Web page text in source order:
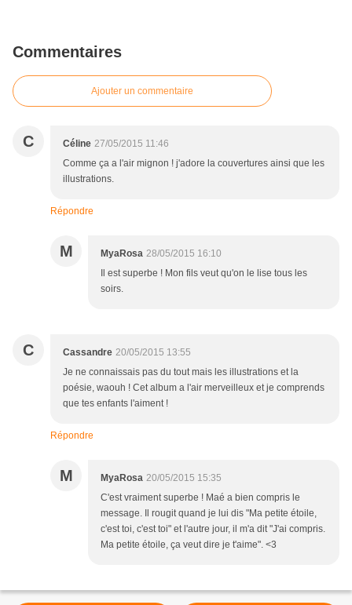
Commentaires
Ajouter un commentaire
C Céline 27/05/2015 11:46
Comme ça a l'air mignon ! j'adore la couvertures ainsi que les
illustrations.
Répondre
M MyaRosa 28/05/2015 16:10
Il est superbe ! Mon fils veut qu'on le lise tous les
soirs.
C Cassandre 20/05/2015 13:55
Je ne connaissais pas du tout mais les illustrations et la
poésie, waouh ! Cet album a l'air merveilleux et je comprends
que tes enfants l'aiment !
Répondre
M MyaRosa 20/05/2015 15:35
C'est vraiment superbe ! Maé a bien compris le
message. Il rougit quand je lui dis "Ma petite étoile,
c'est toi, c'est toi" et l'autre jour, il m'a dit "J'ai compris.
Ma petite étoile, ça veut dire je t'aime". <3